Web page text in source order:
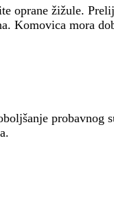
oprane žižule.
Komovica mora
probavnog